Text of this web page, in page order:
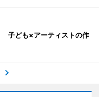
子ども×アーティストの作